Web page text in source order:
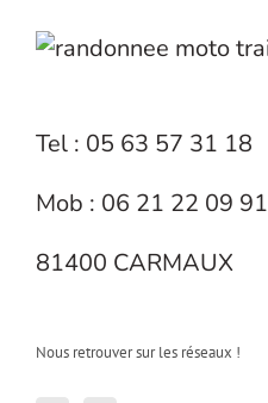
Tel : 05 63 57 31 18
Mob : 06 21 22 09 91
81400 CARMAUX
Nous retrouver sur les réseaux !